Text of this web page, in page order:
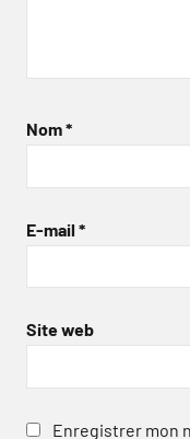
Nom*
E-mail *
Site web
Enregistrer mon